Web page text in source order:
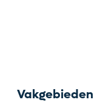
Vakgebieden